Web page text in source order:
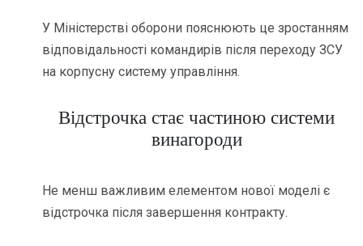
У Міністерстві оборони пояснюють це зростанням
відповідальності командирів після переходу ЗСУ
на корпусну систему управління.
Відстрочка стає частиною системи
винагороди
Не менш важливим елементом нової моделі є
відстрочка після завершення контракту.